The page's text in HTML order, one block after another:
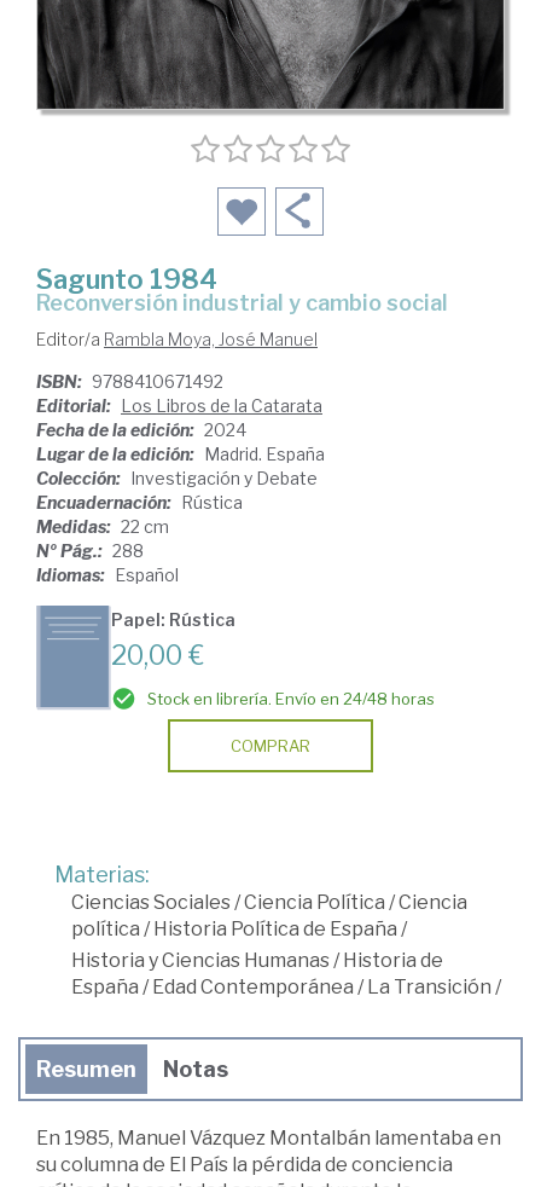
Sagunto 1984
Reconversión industrial y cambio social
Editor/a Rambla Moya, José Manuel
ISBN: 9788410671492
Editorial: Los Libros de la Catarata
Fecha de la edición: 2024
Lugar de la edición: Madrid. España
Colección: Investigación y Debate
Encuadernación: Rústica
Medidas: 22 cm
Nº Pág.: 288
Idiomas: Español
Papel: Rústica
20,00 €
Stock en librería. Envío en 24/48 horas
COMPRAR
Materias:
Ciencias Sociales/Ciencia Política /Ciencia
política / Historia Política de España /
Historia y Ciencias Humanas/ Historia de
España / Edad Contemporánea / La Transición /
Resumen Notas
En 1985, Manuel Vázquez Montalbán lamentaba en
su columna de El País la pérdida de conciencia